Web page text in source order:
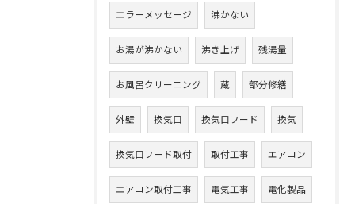
エラーメッセージ 沸かない
お湯が沸かない 沸き上げ 残湯量
お風呂クリーニング 蔵 部分修繕
外壁 換気口 換気口フード 換気
換気口フード取付 取付工事 エアコン
エアコン取付工事 電気工事 電化製品